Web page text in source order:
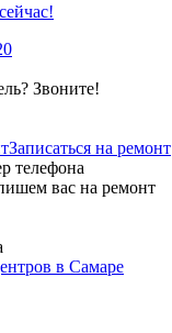
Звоните!
Записаться на ремонт
телефона
вас на ремонт
в Самаре